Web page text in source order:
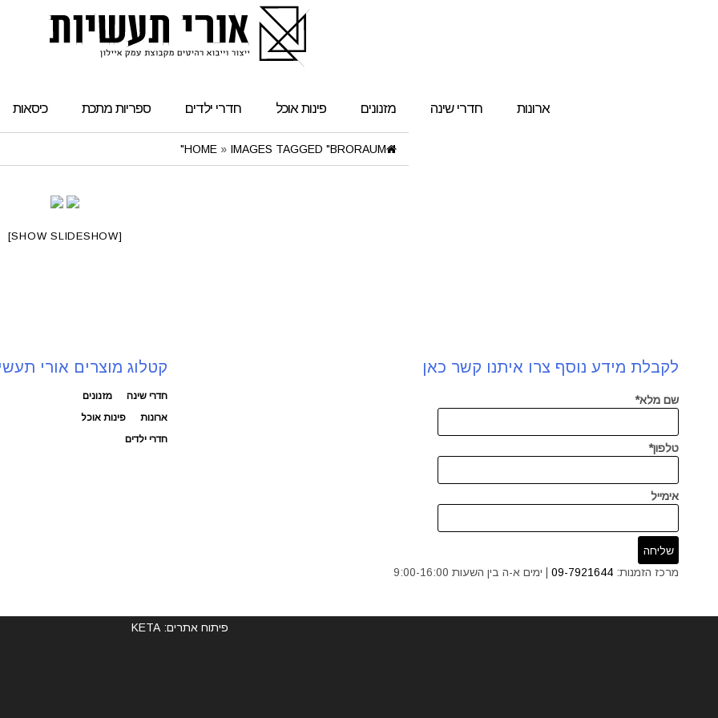
ארונות חדרי שינה מזנונים פינות אוכל חדרי ילדים ספריות מתכת כיסאות
HOME » IMAGES TAGGED "BRORAUM"
[SHOW SLIDESHOW]
קטלוג מוצרים אורי
חדרי שינה
מזנונים
ארונות
פינות אוכל
חדרי ילדים
לקבלת מידע נוסף צרו איתנו קשר כאן
שם מלא*
טלפון*
אימייל
מרכז הזמנות: 09-7921644| ימים א-ה בין השעות 9:00-16:00
פיתוח אתרים: KETA